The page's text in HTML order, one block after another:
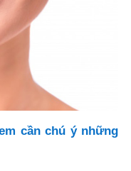
cần chú ý những